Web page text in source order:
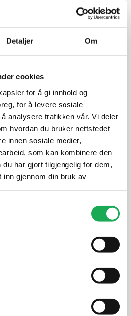
Detaljer Om
cookies
for å gi innhold og
for å levere sosiale
analysere trafikken vår. Vi deler
hvordan du bruker nettstedet
innen sosiale medier,
som kan kombinere den
har gjort tilgjengelig for dem,
inn gjennom din bruk av
Sort matt